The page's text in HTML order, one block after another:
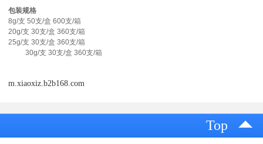
包装规格
8g/支 50支/盒 600支/箱
20g/支 30支/盒 360支/箱
25g/支 30支/盒 360支/箱
30g/支 30支/盒 360支/箱
m.xiaoxiz.b2b168.com
Top